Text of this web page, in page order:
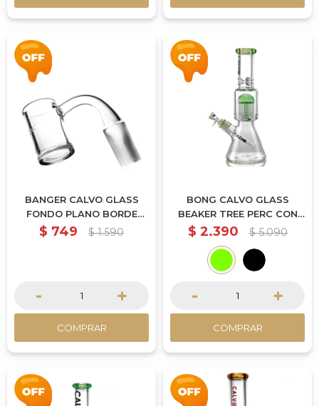
BANGER CALVO GLASS
FONDO PLANO BORDE
BISEL 14MM MACHO
$ 749 $ 1.590
- +
COMPRAR
BONG CALVO GLASS
BEAKER TREE PERC CON
SHOWER 35CM - VERDE
$ 2.390 $ 5.090
- +
COMPRAR